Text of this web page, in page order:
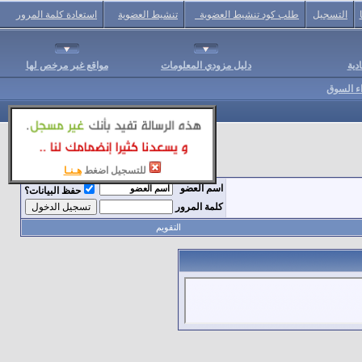
للتسجيل اضغط هـنـا
التسجيل طلب كود تنشيط العضوية تنشيط العضوية استعادة كلمة المرور
دليل مزودي المعلومات مواقع غير مرخص لها
السوق
اسم العضو
حفظ البيانات؟
كلمة المرور
التقويم